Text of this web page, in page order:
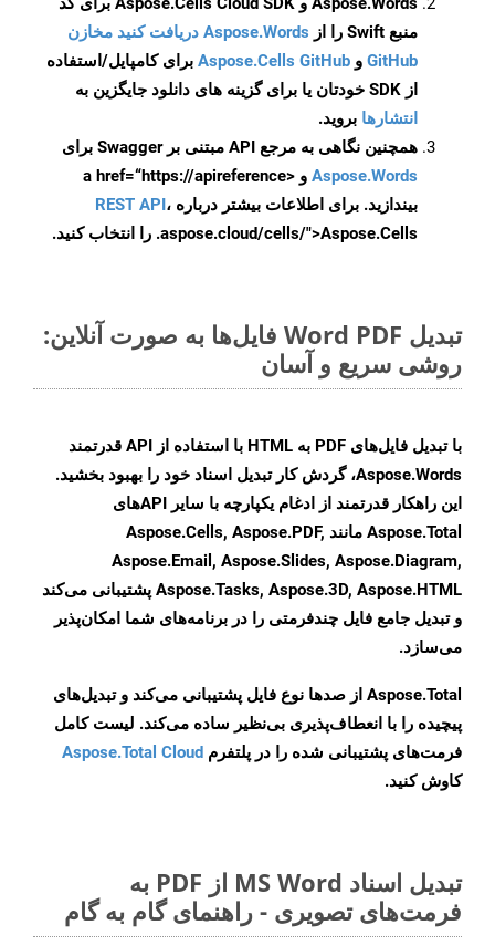
منبع Swift را از
Aspose.Words دریافت کنید مخازن
GitHub و Aspose.Cells GitHub برای کامپایل/استفاده
از SDK خودتان یا برای گزینه های دانلود جایگزین به
انتشارها بروید.
همچنین نگاهی به مرجع API مبتنی بر Swagger برای
Aspose.Words
و <a href=“https://apireference
بیندازید. برای اطلاعات بیشتر درباره REST API،
.aspose.cloud/cells/">Aspose.Cells را انتخاب کنید.
تبدیل Word PDF فایل‌ها به صورت آنلاین:
روشی سریع و آسان
با تبدیل فایل‌های PDF به HTML با استفاده از API قدرتمند
Aspose.Words، گردش کار تبدیل اسناد خود را بهبود بخشید.
این راهکار قدرتمند از ادغام یکپارچه با سایر APIهای
Aspose.Total مانند Aspose.Cells, Aspose.PDF,
Aspose.Email, Aspose.Slides, Aspose.Diagram,
Aspose.Tasks, Aspose.3D, Aspose.HTML پشتیبانی می‌کند
و تبدیل جامع فایل چندفرمتی را در برنامه‌های شما امکان‌پذیر
می‌سازد.
Aspose.Total از صدها نوع فایل پشتیبانی می‌کند و تبدیل‌های
پیچیده را با انعطاف‌پذیری بی‌نظیر ساده می‌کند. لیست کامل
فرمت‌های پشتیبانی شده را در پلتفرم Aspose.Total Cloud
کاوش کنید.
تبدیل اسناد MS Word از PDF به
فرمت‌های تصویری - راهنمای گام به گام